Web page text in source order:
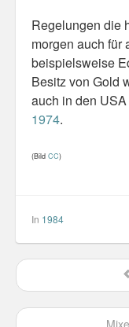
Regelungen die
morgen auch für
beispielsweise
Besitz von Gold
auch in den
1974.
(Bild CC)
In 1984